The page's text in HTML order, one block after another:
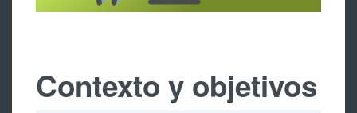
Contexto y objetivos